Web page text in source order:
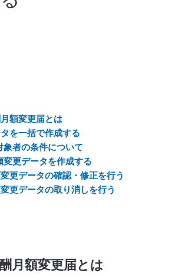
額変更届とは
を一括で作成する
象者の条件について
変更データを作成する
更データの確認・修正を行う
更データの取り消しを行う
月額変更届とは